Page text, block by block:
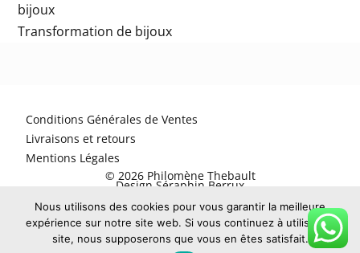
bijoux
Transformation de bijoux
Conditions Générales de Ventes
Livraisons et retours
Mentions Légales
© 2026 Philomène Thebault
Design Séraphin Berrux
Nous utilisons des cookies pour vous garantir la meilleure
expérience sur notre site web. Si vous continuez à utiliser ce
site, nous supposerons que vous en êtes satisfait.